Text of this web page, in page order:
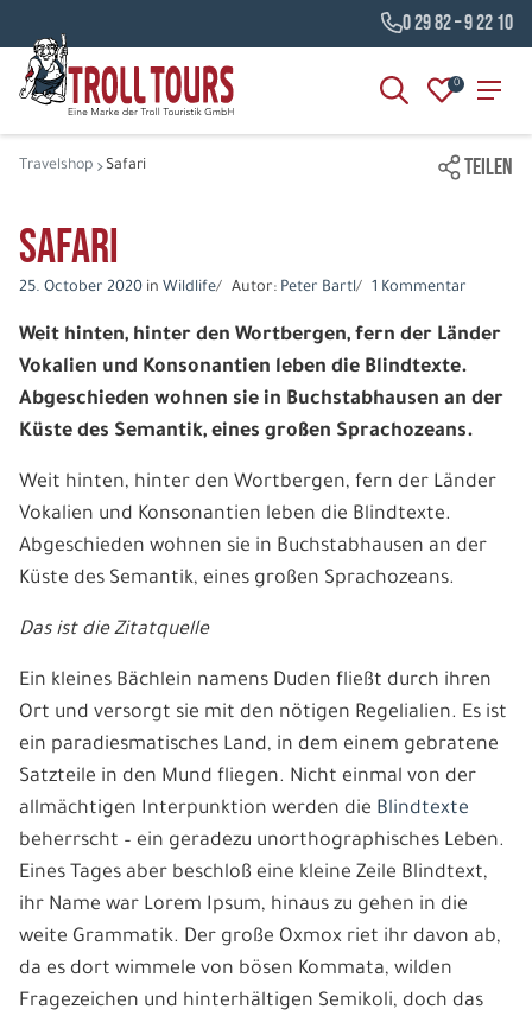
0 29 82 – 9 22 10
0
Travelshop Safari TEILEN
Safari
25. October 2020 in Wildlife Autor: Peter Bartl 1 Kommentar
Weit hinten, hinter den Wortbergen, fern der Länder
Vokalien und Konsonantien leben die Blindtexte.
Abgeschieden wohnen sie in Buchstabhausen an der
Küste des Semantik, eines großen Sprachozeans.
Weit hinten, hinter den Wortbergen, fern der Länder
Vokalien und Konsonantien leben die Blindtexte.
Abgeschieden wohnen sie in Buchstabhausen an der
Küste des Semantik, eines großen Sprachozeans.
Das ist die Zitatquelle
Ein kleines Bächlein namens Duden fließt durch ihren
Ort und versorgt sie mit den nötigen Regelialien. Es ist
ein paradiesmatisches Land, in dem einem gebratene
Satzteile in den Mund fliegen. Nicht einmal von der
allmächtigen Interpunktion werden die Blindtexte
beherrscht – ein geradezu unorthographisches Leben.
Eines Tages aber beschloß eine kleine Zeile Blindtext,
ihr Name war Lorem Ipsum, hinaus zu gehen in die
weite Grammatik. Der große Oxmox riet ihr davon ab,
da es dort wimmele von bösen Kommata, wilden
Fragezeichen und hinterhältigen Semikoli, doch das